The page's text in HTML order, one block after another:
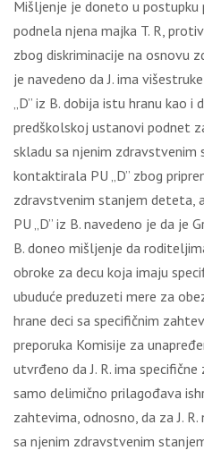
Mišljenje je doneto u postupku
podnela njena majka T. R,
zbog diskriminacije na osnovu
je navedeno da J. ima
„D” iz B. dobija istu hranu kao i
predškolskoj ustanovi podnet
skladu sa njenim zdravstvenim
kontaktirala PU „D” zbog
zdravstvenim stanjem deteta,
PU „D” iz B. navedeno je da je
B. doneo mišljenje da
obroke za decu koja imaju
ubuduće preduzeti mere za
hrane deci sa specifičnim
preporuka Komisije za
utvrđeno da J. R. ima specifične
samo delimično prilagođava
zahtevima, odnosno, da za J.
sa njenim zdravstvenim